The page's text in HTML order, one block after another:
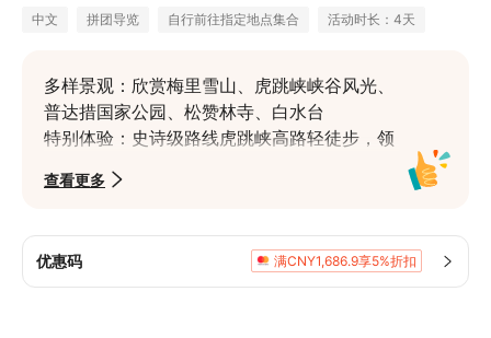
中文 拼团导览 自行前往指定地点集合 活动时长：4天
多样景观：欣赏梅里雪山、虎跳峡峡谷风光、
普达措国家公园、松赞林寺、白水台
特别体验：史诗级路线虎跳峡高路轻徒步，领
你阳台，与山峰对饮下午茶
景民民宿+香格里拉古城酒店
精品私密：2-7人小团，行程高度灵活，全程
小车出行，多年老司机带队，保证旅途舒适与
查看更多
优惠码 满CNY1,686.9享5%折扣